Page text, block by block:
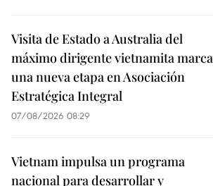
Visita de Estado a Australia del
máximo dirigente vietnamita marca
una nueva etapa en Asociación
Estratégica Integral
07/08/2026 08:29
Vietnam impulsa un programa
nacional para desarrollar y